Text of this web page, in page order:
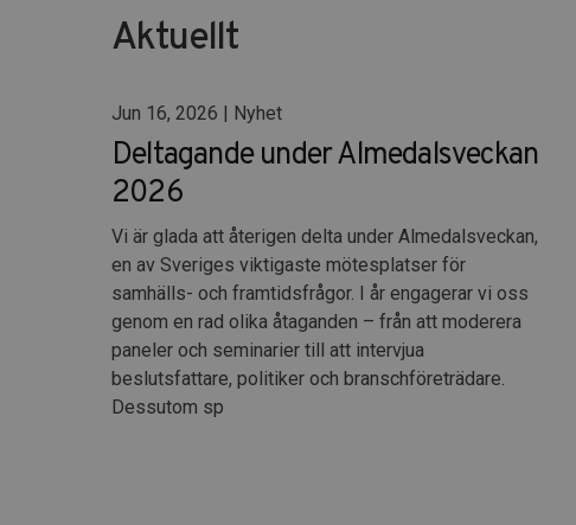
Aktuellt
Jun 16, 2026 | Nyhet
Deltagande under Almedalsveckan
2026
Vi är glada att återigen delta under Almedalsveckan,
en av Sveriges viktigaste mötesplatser för
samhälls- och framtidsfrågor. I år engagerar vi oss
genom en rad olika åtaganden – från att moderera
paneler och seminarier till att intervjua
beslutsfattare, politiker och branschföreträdare.
Dessutom sp